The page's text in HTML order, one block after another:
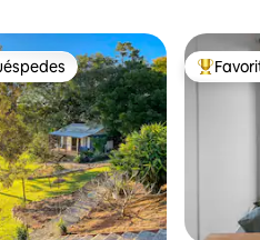
preferido